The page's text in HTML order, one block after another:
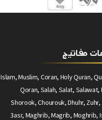
مفاتيج
Islam, Muslim, Coran, Holy Quran,
Qoran, Salah, Salat, Salawat,
Shorook, Chourouk, Dhuhr, Zuhr,
3asr, Maghrib, Magrib, Moghrib,